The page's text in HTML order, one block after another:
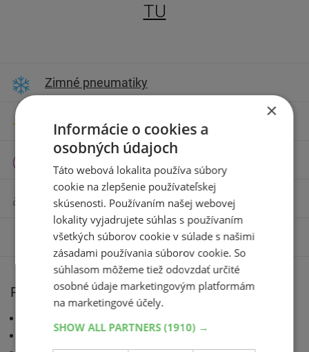
TU
Zimné pneumatiky
Letné pneumatiky
Celoročné pneumatiky
Motocyklové pneumatiky
Príslušenstvo
Pre motoristov
Katalóg pneumatík
×
Informácie o cookies a
osobných údajoch
Táto webová lokalita používa súbory
cookie na zlepšenie používateľskej
skúsenosti. Používaním našej webovej
lokality vyjadrujete súhlas s používaním
všetkých súborov cookie v súlade s našimi
zásadami používania súborov cookie. So
súhlasom môžeme tiež odovzdať určité
osobné údaje marketingovým platformám
na marketingové účely.
SHOW ALL PARTNERS(1910) →